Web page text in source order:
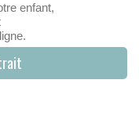
enfant,